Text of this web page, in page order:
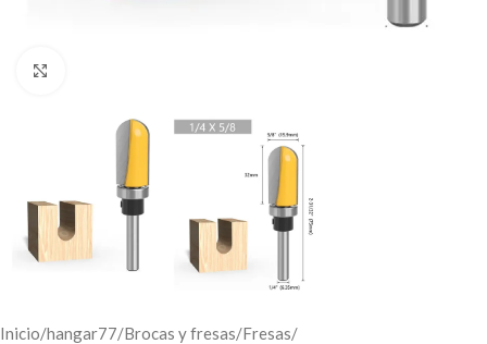
Inicio/hangar77/Brocas y fresas/Fresas/